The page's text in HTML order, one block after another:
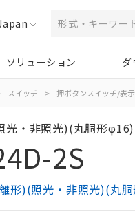
ソリューション ダ
スイッチ > 押ボタンスイッチ/表
光・非照光)(丸胴形φ16)
2S
形)(照光・非照光)(丸